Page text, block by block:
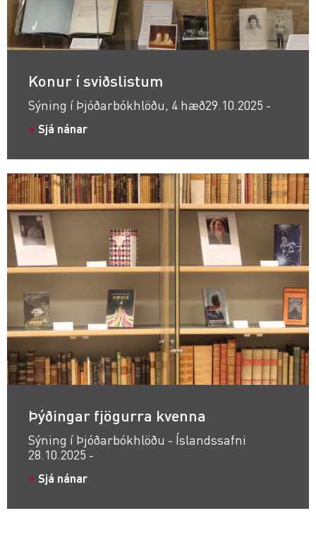
Konur í sviðslistum
Sýning í Þjóðarbókhlöðu, 4 hæð29.10.2025 -
Sjá nánar
Þýðingar fjögurra kvenna
Sýning í Þjóðarbókhlöðu - Íslandssafni
28.10.2025 -
Sjá nánar